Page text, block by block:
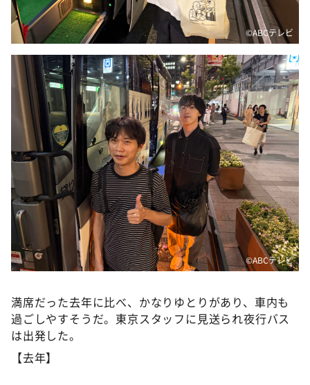
©️ABCテレビ
©️ABCテレビ
満席だった去年に比べ、かなりゆとりがあり、車内も
過ごしやすそうだ。東京スタッフに見送られ夜行バス
は出発した。
【去年】